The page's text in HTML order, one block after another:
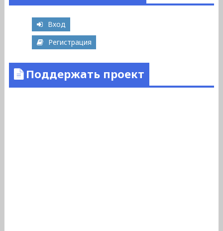
Вход
Регистрация
Поддержать проект